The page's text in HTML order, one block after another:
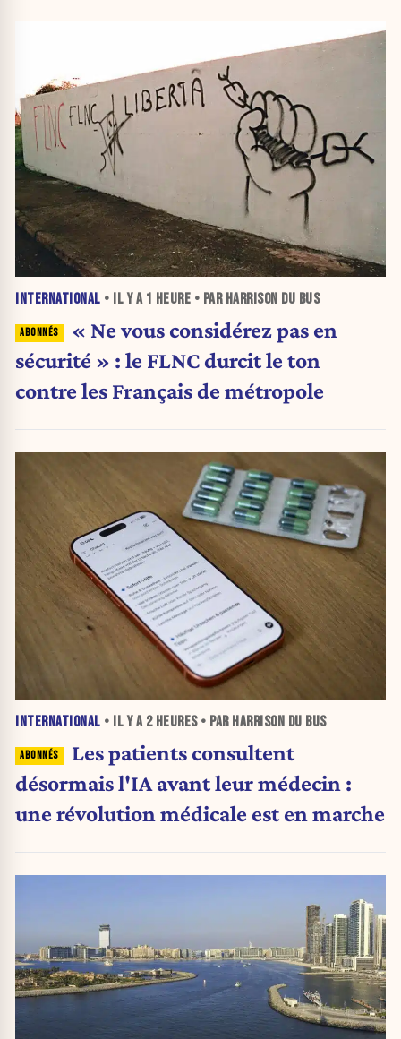
INTERNATIONAL • IL Y A 1 HEURE • PAR HARRISON DU BUS
« Ne vous considérez pas en
sécurité » : le FLNC durcit le ton
contre les Français de métropole
INTERNATIONAL • IL Y A 2 HEURES• PAR HARRISON DU BUS
Les patients consultent
désormais l'IA avant leur médecin :
une révolution médicale est en marche